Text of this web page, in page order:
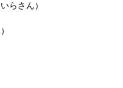
らさん）